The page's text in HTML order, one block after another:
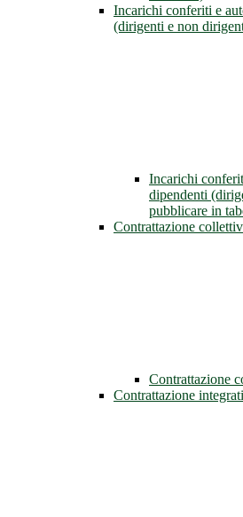
Incarichi conferiti e
(dirigenti e non
Incarichi
dipendenti
pubblicare in
Contrattazione
Contrattazione
Contrattazione